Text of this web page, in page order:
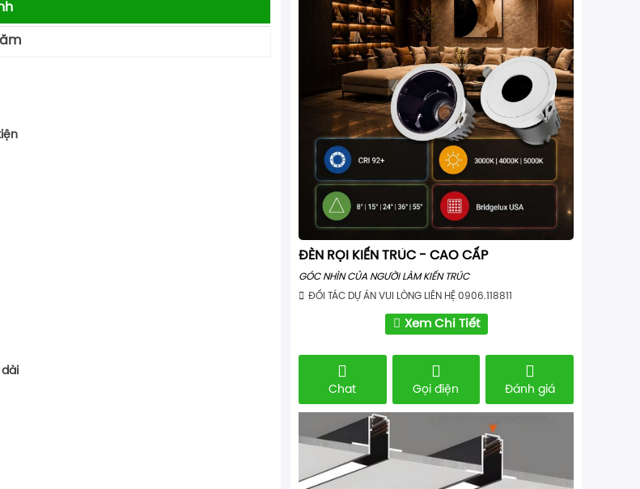
năm
ĐÈN RỌI KIẾN TRÚC - CAO CẤP
GÓC NHÌN CỦA NGƯỜI LÀM KIẾN TRÚC
ĐỐI TÁC DỰ ÁN VUI LÒNG LIÊN HỆ 0906.118811
Xem Chi Tiết
Chat Gọi điện Đánh giá